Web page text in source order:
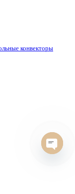
конвекторы